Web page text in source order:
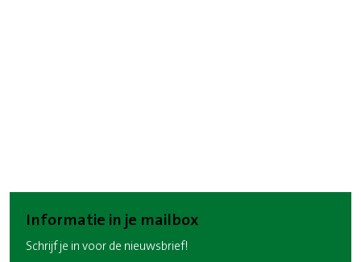
Informatie in je mailbox
Schrijf je in voor de nieuwsbrief!